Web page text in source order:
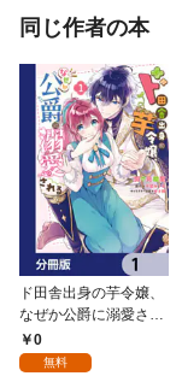
同じ作者の本
ド田舎出身の芋令嬢、
なぜか公爵に溺愛され
る【分冊版】 1
0
無料